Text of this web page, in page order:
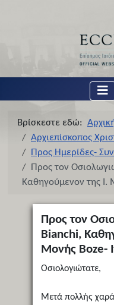
Βρίσκεστε εδώ:
Αρχιεπίσκοπος
Προς Ημερίδες-
Προς τον
Καθηγούμενον της Ι.
Προς τον
Bianchi,
Μονής Boze-
Οσιολογιώτατε,
Μετά πολλής